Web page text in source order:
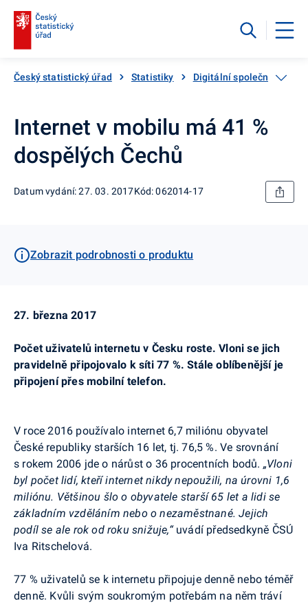
Český statistický úřad Statistiky Digitální společnost -
Internet v mobilu má 41 %
dospělých Čechů
Datum vydání: 27. 03. 2017Kód: 062014-17
Zobrazit podrobnosti o produktu
27. března 2017
Počet uživatelů internetu v Česku roste. Vloni se jich
pravidelně připojovalo k síti 77 %. Stále oblíbenější je
připojení přes mobilní telefon.
V roce 2016 používalo internet 6,7 miliónu obyvatel
České republiky starších 16 let, tj. 76,5 %. Ve srovnání
s rokem 2006 jde o nárůst o 36 procentních bodů. „Vloni
byl počet lidí, kteří internet nikdy nepoužili, na úrovni 1,6
miliónu. Většinou šlo o obyvatele starší 65 let a lidi se
základním vzděláním nebo o nezaměstnané. Jejich
podíl se ale rok od roku snižuje,“uvádí předsedkyně ČSÚ
Iva Ritschelová.
77 % uživatelů se k internetu připojuje denně nebo téměř
denně. Kvůli svým soukromým potřebám na něm tráví